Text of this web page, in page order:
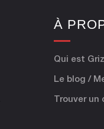
À
Qui est
Le blog /
Trouver un